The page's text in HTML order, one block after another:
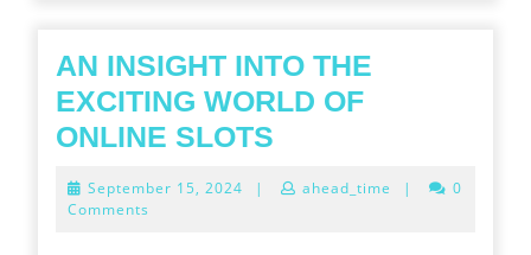
AN INSIGHT INTO THE
EXCITING WORLD OF
ONLINE SLOTS
September 15, 2024 September
| ahead_time |
0
Comments